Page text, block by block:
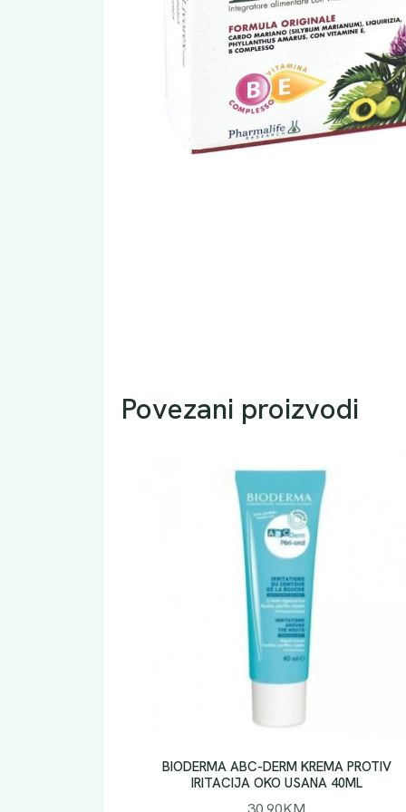
Povezani proizvodi
BIODERMA ABC-DERM KREMA PROTIV
IRITACIJA OKO USANA 40ML